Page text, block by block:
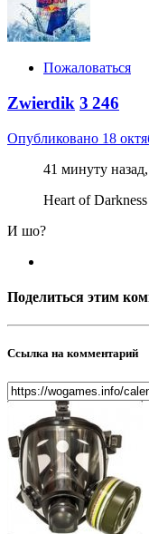
Пожаловаться
Zwierdik 3 246
Опубликовано 18
41 минуту
Heart of
И шо?
Поделиться этим
Ссылка на комментарий